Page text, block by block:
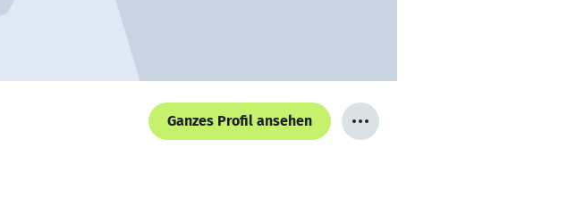
Ganzes Profil ansehen